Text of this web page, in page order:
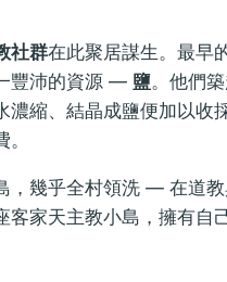
社群在此聚居謀生。最早
豐沛的資源 — 鹽。他們
縮、結晶成鹽便加以收
，幾乎全村領洗 — 在道
客家天主教小島，擁有自